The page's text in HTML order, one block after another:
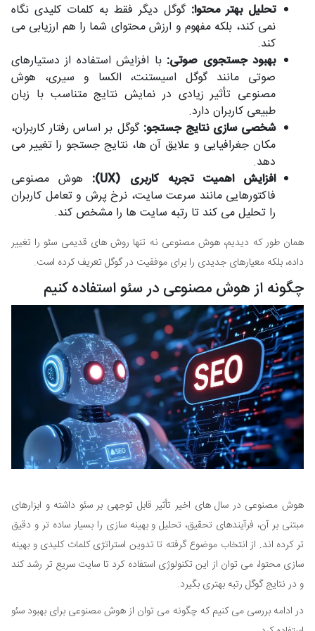
تحلیل بهتر محتوا: گوگل دیگر فقط به کلمات کلیدی نگاه
نمی کند، بلکه مفهوم و ارزش محتوای شما را هم ارزیابی می
کند.
بهبود جستجوی صوتی: با افزایش استفاده از دستیارهای
صوتی مانند گوگل اسیستنت، الکسا و سیری، هوش
مصنوعی تأثیر زیادی در نمایش نتایج متناسب با زبان
طبیعی کاربران دارد.
شخصی سازی نتایج جستجو: گوگل بر اساس رفتار کاربران،
مکان جغرافیایی و علایق آن ها، نتایج جستجو را تغییر می
دهد.
افزایش اهمیت تجربه کاربری (UX):
هوش مصنوعی
فاکتورهایی مانند سرعت سایت، نرخ پرش و تعامل کاربران
را تحلیل می کند تا رتبه سایت ها را مشخص کند.
همان طور که دیدیم، هوش مصنوعی نه تنها روش های قدیمی سئو را تغییر
داده، بلکه معیارهای جدیدی را برای موفقیت در گوگل تعریف کرده است.
چگونه از هوش مصنوعی در سئو استفاده کنیم
هوش مصنوعی در سال های اخیر تأثیر قابل توجهی بر سئو داشته و ابزارهای
مبتنی بر آن، فرآیندهای تحقیق، تحلیل و بهینه سازی را بسیار ساده تر و دقیق
تر کرده اند. از انتخاب موضوع گرفته تا تدوین استراتژی کلمات کلیدی و بهینه
سازی محتوا، می توان از این تکنولوژی استفاده کرد تا سایت سریع تر رشد کند
و در نتایج گوگل رتبه بهتری بگیرد.
در ادامه بررسی می کنیم که چگونه می توان از هوش مصنوعی برای بهبود سئو